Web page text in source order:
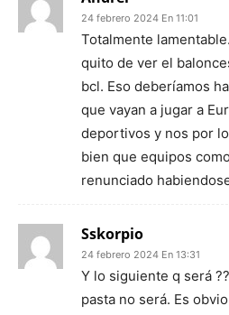
24 febrero 2024 En 11:01
Totalmente
quito de ver el
bcl. Eso deberíamos
que vayan a jugar a
deportivos y nos por
bien que equipos
renunciado
Sskorpio
24 febrero 2024 En 13:31
Y lo siguiente q será
pasta no será. Es